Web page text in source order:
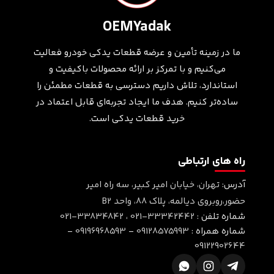
OEMYadak
ما در زمینه تأمین و عرضه قطعات یدکی خودرو فعالیت
می‌کنیم و با تمرکز بر ارائه محصولات باکیفیت و
استاندارد، تلاش داریم دسترسی به قطعات مطمئن را
ساده‌تر کنیم. هدف ما ایجاد تجربه‌ای قابل اعتماد در
خرید قطعات یدکی است.
راه های ارتباطی
آدرس:تهران، خیابان امیر کبیر، سه راه امیر
حضور،روبروی دیالمه، پلاک ۸۸، واحد B2
شماره تلفن : 021-33342442 ، 021-33834842
شماره همراه : 09128575993
-
09196968593
-
09122902644